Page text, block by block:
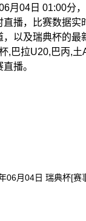
月04日 01:00分
播，比赛数据
以及瑞典杯的
,巴拉U20,巴丙,
播。
06月04日 瑞典杯[赛